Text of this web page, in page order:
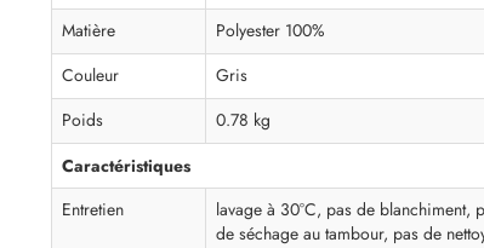
Matière
Polyester 100%
Couleur
Gris
Poids
0.78 kg
Caractéristiques
Entretien
lavage à 30°C, pas de blanchiment,
de séchage au tambour, pas de